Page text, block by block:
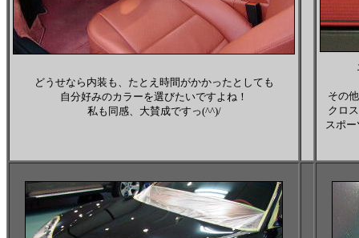
どうせなら内装も、たとえ時間がかかったとしても
自分好みのカラーを選びたいですよね！
私も同感、大賛成ですっ(^^)/
その
クロ
スポ